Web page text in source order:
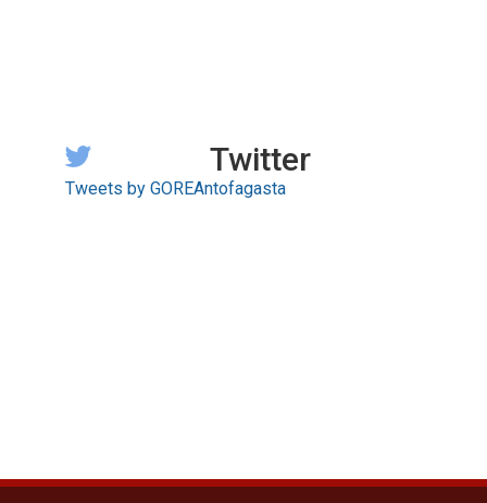
Twitter
Tweets by GOREAntofagasta